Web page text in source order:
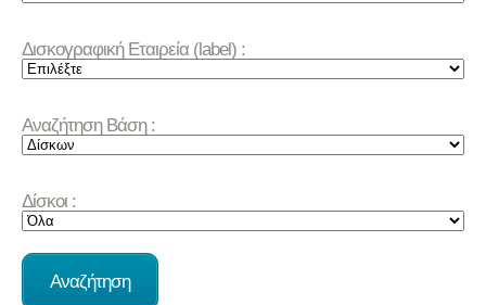
Δισκογραφική Εταιρεία (label) :
Αναζήτηση Βάση :
Δίσκοι :